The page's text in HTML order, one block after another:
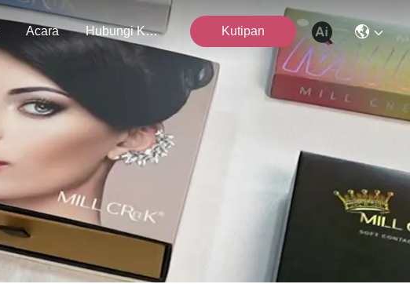
Acara Hubungi Kami Kutipan